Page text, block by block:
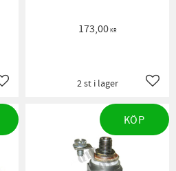
Lägg till i favoriter
173,00KR
2 st i lager
KÖP